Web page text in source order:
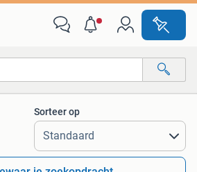
Alle afstanden…
Sorteer op